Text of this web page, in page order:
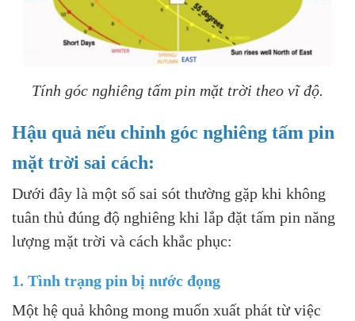
Tính góc nghiêng tấm pin mặt trời theo vĩ độ.
Hậu quả nếu chỉnh góc nghiêng tấm pin
mặt trời sai cách:
Dưới đây là một số sai sót thường gặp khi không
tuân thủ đúng độ nghiêng khi lắp đặt tấm pin năng
lượng mặt trời và cách khắc phục:
1. Tình trạng pin bị nước đọng
Một hệ quả không mong muốn xuất phát từ việc